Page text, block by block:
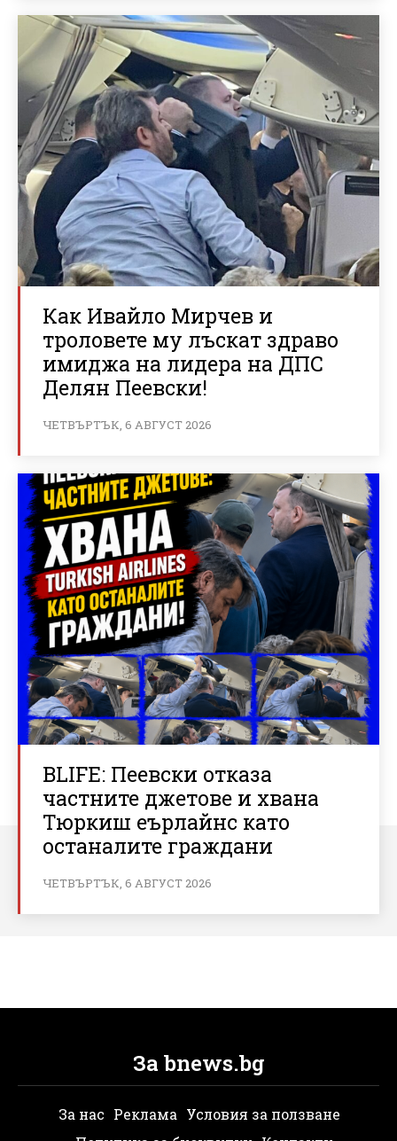
Как Ивайло Мирчев и
троловете му лъскат здраво
имиджа на лидера на ДПС
Делян Пеевски!
ЧЕТВЪРТЪК, 6 АВГУСТ 2026
BLIFE: Пеевски отказа
частните джетове и хвана
Тюркиш еърлайнс като
останалите граждани
ЧЕТВЪРТЪК, 6 АВГУСТ 2026
За bnews.bg
За нас Реклама Условия за ползване